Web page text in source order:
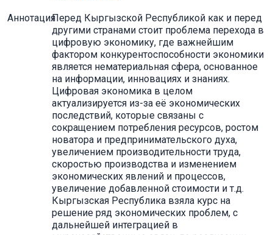
АннотацияПеред Кыргызской Республикой как и перед
другими странами стоит проблема перехода в
цифровую экономику, где важнейшим
фактором конкурентоспособности экономики
является нематериальная сфера, основанное
на информации, инновациях и знаниях.
Цифровая экономика в целом
актуализируется из-за её экономических
последствий, которые связаны с
сокращением потребления ресурсов, ростом
новатора и предпринимательского духа,
увеличением производительности труда,
скоростью производства и изменением
экономических явлений и процессов,
увеличение добавленной стоимости и т.д.
Кыргызская Республика взяла курс на
решение ряд экономических проблем, с
дальнейшей интеграцией в